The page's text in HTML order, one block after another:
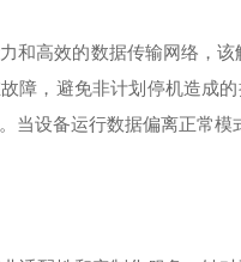
和高效的数据传输网络，
障，避免非计划停机造成
当设备运行数据偏离正常